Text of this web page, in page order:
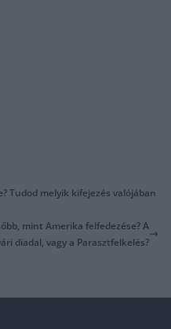
Tudod melyik kifejezés valójában
mint Amerika felfedezése? A
diadal, vagy a Parasztfelkelés?